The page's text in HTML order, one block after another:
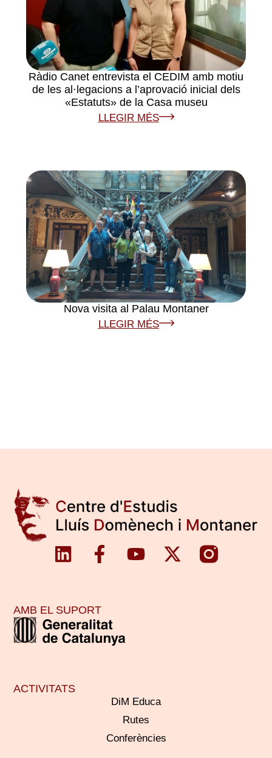
Ràdio Canet entrevista el CEDIM amb motiu
de les al·legacions a l’aprovació inicial dels
«Estatuts» de la Casa museu
LLEGIR MÉS
Nova visita al Palau Montaner
LLEGIR MÉS
ACTIVITATS
DiM Educa
Rutes
Conferències
AMB EL SUPORT